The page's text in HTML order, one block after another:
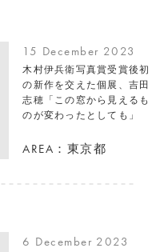
15 December 2023
木村伊兵衛写真賞受賞後初
の新作を交えた個展、吉田
志穂「この窓から見えるも
のが変わったとしても」
AREA：東京都
6 December 2023